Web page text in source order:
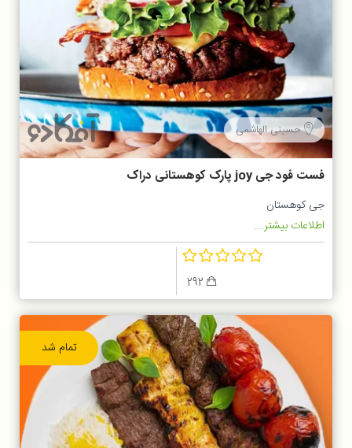
حسینی الهاشمی
فست فود جی joy پارک کوهستانی دراک
جی کوهستان
اطلاعات بیشتر...
تمام شد